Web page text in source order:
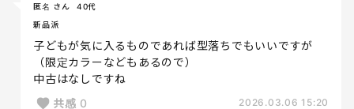
匿名 さん
40代
新品派
子どもが気に入るものであれば型落ちでもいいですが
（限定カラーなどもあるので）
中古はなしですね
共感 0 2026.03.06 15:20